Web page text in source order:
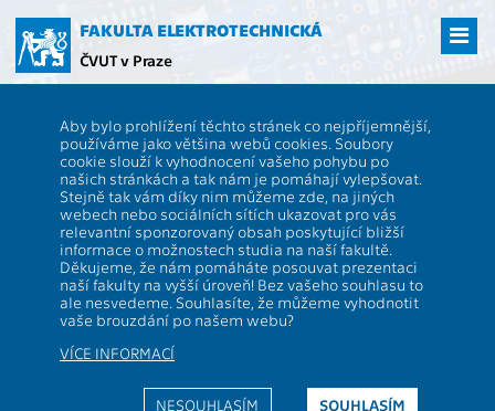
hlavní
obsah
FAKULTA ELEKTROTECHNICKÁ
ČVUT v Praze
Aby bylo prohlížení těchto stránek co nejpříjemnější,
používáme jako většina webů cookies. Soubory
cookie slouží k vyhodnocení vašeho pohybu po
našich stránkách a tak nám je pomáhají vylepšovat.
Stejně tak vám díky nim můžeme zde, na jiných
webech nebo sociálních sítích ukazovat pro vás
relevantní sponzorovaný obsah poskytující bližší
informace o možnostech studia na naší fakultě.
Děkujeme, že nám pomáháte posouvat prezentaci
naší fakulty na vyšší úroveň! Bez vašeho souhlasu to
ale nesvedeme. Souhlasíte, že můžeme vyhodnotit
vaše brouzdání po našem webu?
VÍCE INFORMACÍ
SOUHLASÍM
NESOUHLASÍM
Z historie školy
Historie fakulty
Jak starou historii vysokoškolské studium elektrotechniky v
českých zemích vlastně má?
Fakulta elektrotechnická ČVUT v Praze klade v současnosti
důraz na výuku a výzkum nejen v oblasti elektrotechniky,
ale také informatiky a je po technologické stránce výrazně
a význam, musí si tento trend podržet a navíc také